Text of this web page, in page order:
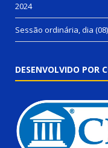
2024
Sessão ordinária, dia
DESENVOLVIDO POR